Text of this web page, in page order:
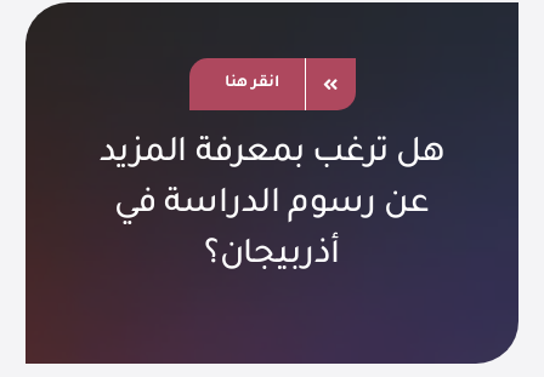
انقر هنا
هل ترغب بمعرفة المزيد
عن رسوم الدراسة في
أذربيجان؟